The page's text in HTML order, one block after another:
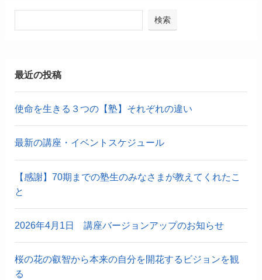
検索
最近の投稿
使命を生きる３つの【塾】それぞれの違い
最新の講座・イベントスケジュール
【感謝】70期までの塾生のみなさまが教えてくれたこ
と
2026年4月1日 講座バージョンアップのお知らせ
桜の花の叡智から本来の自分を開花するビジョンを観
る